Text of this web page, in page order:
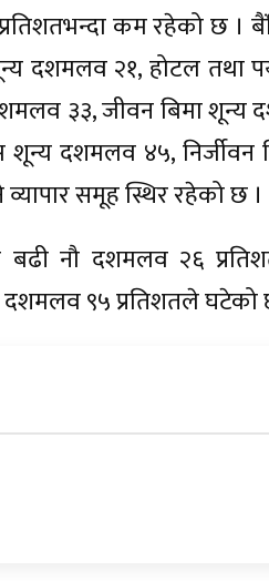
कम रहेको छ ।
दशमलव २१, होटल तथा
३३, जीवन बिमा शून्य
शून्य दशमलव ४५,
समूह स्थिर रहेको छ ।
बढी नौ दशमलव २६
९५ प्रतिशतले घटेको